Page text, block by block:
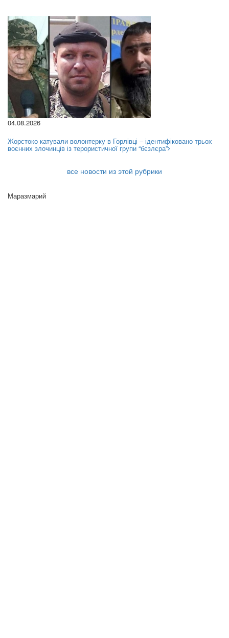
04.08.2026
Жорстоко катували волонтерку в Горлівці – ідентифіковано трьох
воєнних злочинців із терористичної групи “бєзлєра”
все новости из этой рубрики
Маразмарий